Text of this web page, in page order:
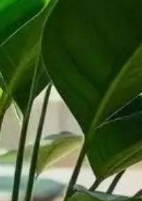
a vários
corridos!